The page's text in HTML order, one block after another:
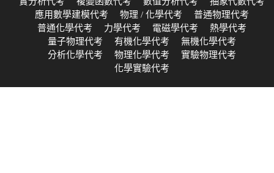
應用數學建模代考
物理 / 化學代考
普通物理代考
普通化學代考
力學代考 電磁學代考
熱學代考
量子物理代考
有機化學代考
無機化學代考
分析化學代考
物理化學代考
實驗物理代考
化學實驗代考